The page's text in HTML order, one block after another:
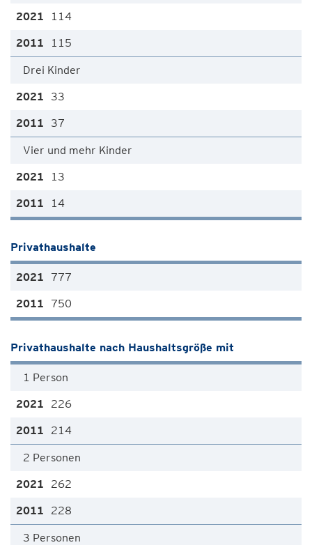
114
115
Drei Kinder
33
37
Vier und mehr Kinder
13
14
Privathaushalte
777
750
Privathaushalte nach Haushaltsgröße mit
1 Person
226
214
2 Personen
262
228
3 Personen